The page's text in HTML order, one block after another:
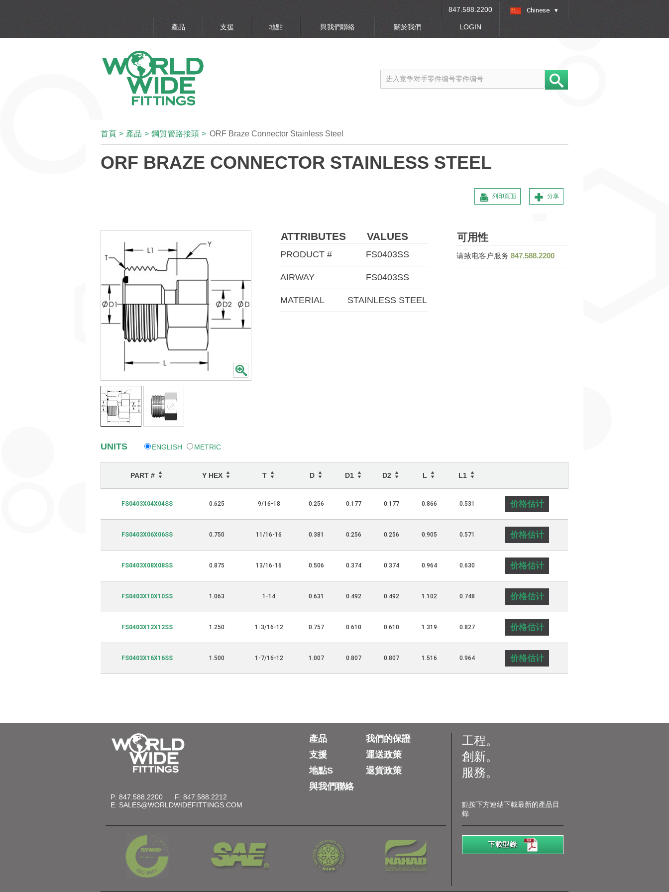
Chinese
847.588.2200
產品 支援 地點 與我們聯絡 關於我們 LOGIN
首頁 > 產品 > 鋼質管路接頭 > ORF Braze Connector Stainless Steel
ORF BRAZE CONNECTOR STAINLESS STEEL
分享
列印頁面
ATTRIBUTES VALUES
PRODUCT # FS0403SS
AIRWAY FS0403SS
MATERIAL STAINLESS STEEL
可用性
请致电客户服务 847.588.2200
UNITS ENGLISH METRIC
PART # Y HEX T D D1 D2 L L1
FS0403X04X04SS 0.625 9/16-18 0.256 0.177 0.177 0.866 0.531 价格估计
FS0403X06X06SS 0.750 11/16-16 0.381 0.256 0.256 0.905 0.571 价格估计
FS0403X08X08SS 0.875 13/16-16 0.506 0.374 0.374 0.964 0.630 价格估计
FS0403X10X10SS 1.063 1-14 0.631 0.492 0.492 1.102 0.748 价格估计
FS0403X12X12SS 1.250 1-3/16-12 0.757 0.610 0.610 1.319 0.827 价格估计
FS0403X16X16SS 1.500 1-7/16-12 1.007 0.807 0.807 1.516 0.964 价格估计
P: 847.588.2200
F: 847.588.2212
E: SALES@WORLDWIDEFITTINGS.COM
產品
支援
地點S
與我們聯絡
我們的保證
運送政策
退貨政策
工程。
創新。
服務。
點按下方連結下載最新的產品目
錄
下載型錄